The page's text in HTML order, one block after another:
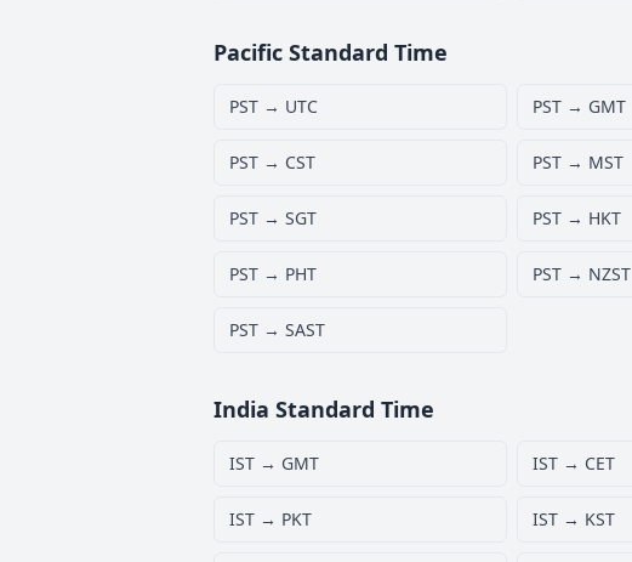
Pacific Standard Time
PST → UTC PST → GMT
PST → CST PST → MST
PST → SGT PST → HKT
PST → PHT PST → NZST
PST → SAST
India Standard Time
IST → GMT IST → CET
IST → PKT IST → KST